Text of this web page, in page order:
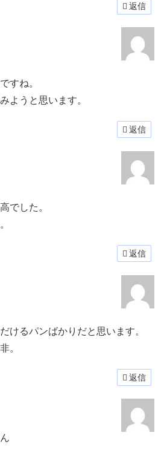
返信
すね。
ようと思います。
返信
でした。
返信
けるパンばかりだと思います。
。
返信